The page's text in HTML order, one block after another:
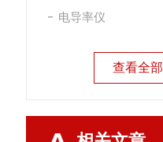
电导率仪
查看全部